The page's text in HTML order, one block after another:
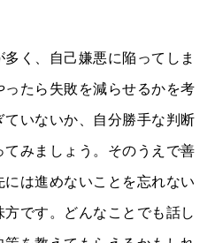
く、自己嫌悪に陥ってしま
たら失敗を減らせるかを考
ていないか、自分勝手な判断
みましょう。そのうえで善
は進めないことを忘れない
です。どんなことでも話し